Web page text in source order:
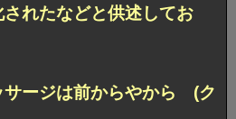
れたなどと供述してお
サージは前からやから (ク